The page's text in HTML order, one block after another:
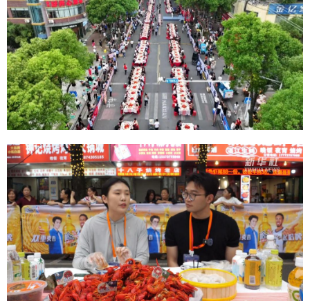
地方频道
北京 天津 河北 山西
辽宁 吉林 上海 江苏
浙江 安徽 福建 江西
山东 河南 湖北 湖南
广东 广西 海南 重庆
四川 贵州 云南 西藏
陕西 甘肃 青海 宁夏
新疆 内蒙古 黑龙江